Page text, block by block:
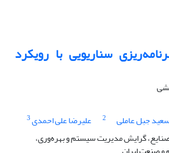
سناریویی با رویکرد
جبل عاملی 2 علیرضا علی احمدی3
گرایش مدیریت سیستم و بهره‌وری،